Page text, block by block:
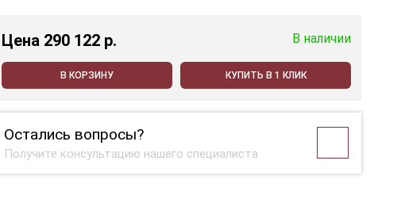
Цена 290 122 p. В наличии
В КОРЗИНУ КУПИТЬ В 1 КЛИК
Остались вопросы?
Получите консультацию нашего специалиста